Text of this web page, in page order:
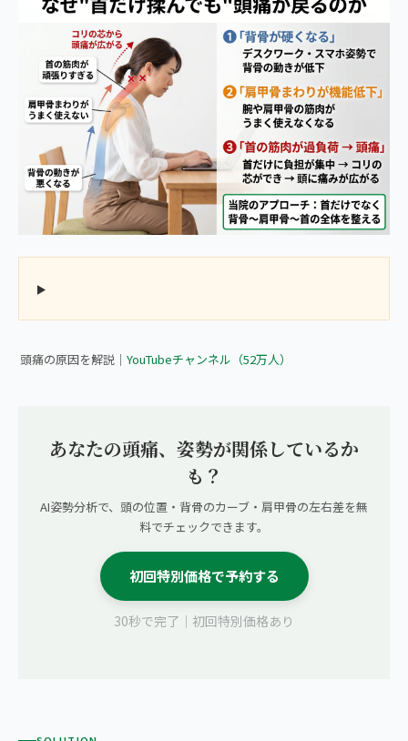
てるかもしれません
頭痛の原因を解説｜ YouTubeチャンネル（52万人）
あなたの頭痛、姿勢が関係しているか
も？
AI姿勢分析で、頭の位置・背骨のカーブ・肩甲骨の左右差を無
料でチェックできます。
初回特別価格で予約する
30秒で完了｜初回特別価格あり